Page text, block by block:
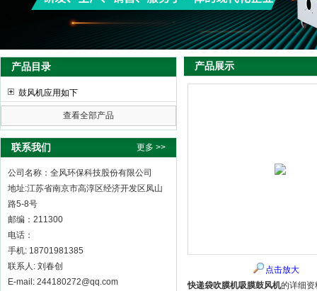
产品目录
鼓风机应用如下
查看全部产品
联系我们 更多 >>
公司名称：全风环保科技股份有限公司
地址:江苏省南京市高淳区经济开发区凤山
路5-8号
邮编：211300
电话：
手机: 18701981385
联系人: 刘春创
E-mail: 244180272@qq.com
产品展示
点击放大
快递袋吹膜机吸膜鼓风机的详细资